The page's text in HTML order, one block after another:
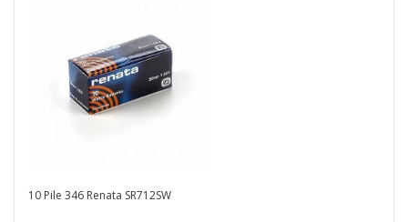
10 Pile 346 Renata SR712SW